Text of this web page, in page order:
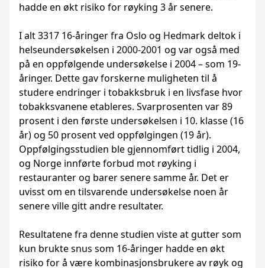
hadde en økt risiko for røyking 3 år senere.
I alt 3317 16-åringer fra Oslo og Hedmark deltok i
helseundersøkelsen i 2000-2001 og var også med
på en oppfølgende undersøkelse i 2004 – som 19-
åringer. Dette gav forskerne muligheten til å
studere endringer i tobakksbruk i en livsfase hvor
tobakksvanene etableres. Svarprosenten var 89
prosent i den første undersøkelsen i 10. klasse (16
år) og 50 prosent ved oppfølgingen (19 år).
Oppfølgingsstudien ble gjennomført tidlig i 2004,
og Norge innførte forbud mot røyking i
restauranter og barer senere samme år. Det er
uvisst om en tilsvarende undersøkelse noen år
senere ville gitt andre resultater.
Resultatene fra denne studien viste at gutter som
kun brukte snus som 16-åringer hadde en økt
risiko for å være kombinasjonsbrukere av røyk og